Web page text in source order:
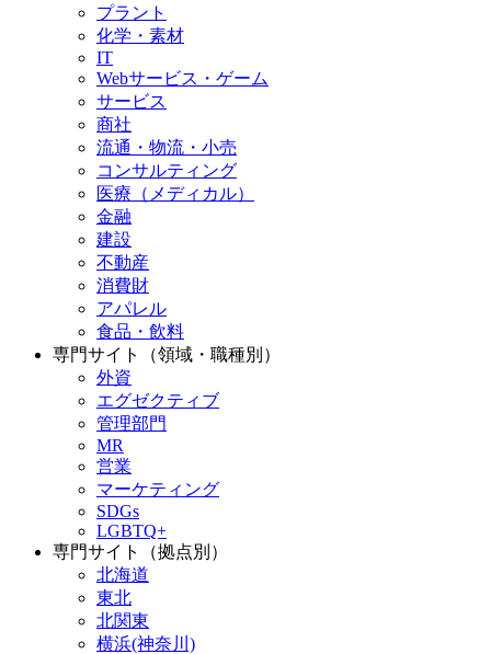
プラント
化学・素材
IT
Webサービス・ゲーム
サービス
商社
流通・物流・小売
コンサルティング
医療（メディカル）
金融
建設
不動産
消費財
アパレル
食品・飲料
専門サイト（領域・職種別）
外資
エグゼクティブ
管理部門
MR
営業
マーケティング
SDGs
LGBTQ+
専門サイト（拠点別）
北海道
東北
北関東
横浜(神奈川)